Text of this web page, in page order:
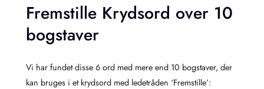
Fremstille Krydsord over 10
bogstaver
Vi har fundet disse 6 ord med mere end 10 bogstaver, der
kan bruges i et krydsord med ledetråden ‘Fremstille’: